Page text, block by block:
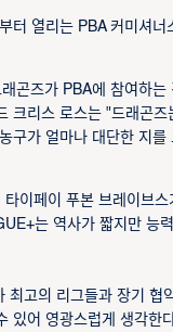
터 열리는 PBA 커미셔너
곤즈가 PBA에 참여하
크리스 로스는 "드래곤
구가 얼마나 대단한 지를
이페이 푸본 브레이브
는 역사가 짧지만 능
고의 리그들과 장기
있어 영광스럽게 생각